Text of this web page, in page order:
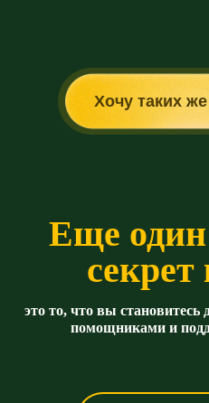
Хочу таких
Еще
секрет
это то, что вы
помощниками и